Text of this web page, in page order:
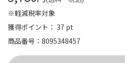
※軽減税率対象
獲得ポイント： 37 pt
商品番号
8095348457